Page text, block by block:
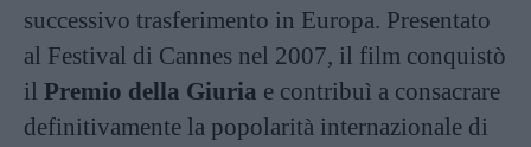
successivo trasferimento in Europa. Presentato
al Festival di Cannes nel 2007, il film conquistò
il Premio della Giuria e contribuì a consacrare
definitivamente la popolarità internazionale di